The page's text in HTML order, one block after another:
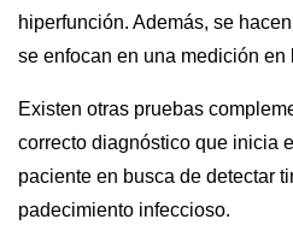
hiperfunción. Además, se
se enfocan en una medición en
Existen otras pruebas
correcto diagnóstico que inicia
paciente en busca de detectar
padecimiento infeccioso.